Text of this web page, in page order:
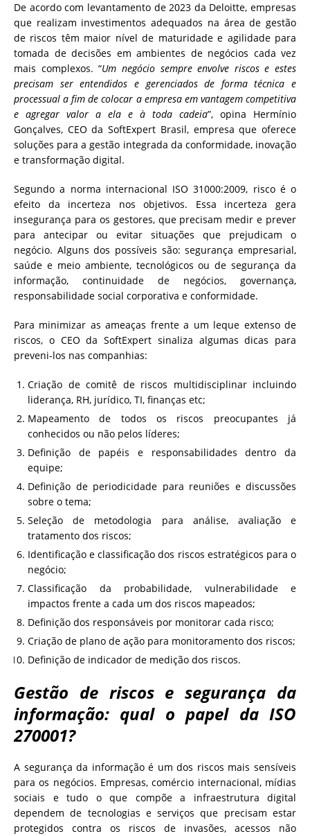
De acordo com levantamento de 2023 da Deloitte, empresas
que realizam investimentos adequados na área de gestão
de riscos têm maior nível de maturidade e agilidade para
tomada de decisões em ambientes de negócios cada vez
mais complexos. “Um negócio sempre envolve riscos e estes
precisam ser entendidos e gerenciados de forma técnica e
processual a fim de colocar a empresa em vantagem competitiva
e agregar valor a ela e à toda cadeia”, opina Hermínio
Gonçalves, CEO da SoftExpert Brasil, empresa que oferece
soluções para a gestão integrada da conformidade, inovação
e transformação digital.
Segundo a norma internacional ISO 31000:2009, risco é o
efeito da incerteza nos objetivos. Essa incerteza gera
insegurança para os gestores, que precisam medir e prever
para antecipar ou evitar situações que prejudicam o
negócio. Alguns dos possíveis são: segurança empresarial,
saúde e meio ambiente, tecnológicos ou de segurança da
informação, continuidade de negócios, governança,
responsabilidade social corporativa e conformidade.
Para minimizar as ameaças frente a um leque extenso de
riscos, o CEO da SoftExpert sinaliza algumas dicas para
preveni-los nas companhias:
Criação de comitê de riscos multidisciplinar incluindo
liderança, RH, jurídico, TI, finanças etc;
Mapeamento de todos os riscos preocupantes já
conhecidos ou não pelos líderes;
Definição de papéis e responsabilidades dentro da
equipe;
Definição de periodicidade para reuniões e discussões
sobre o tema;
Seleção de metodologia para análise, avaliação e
tratamento dos riscos;
Identificação e classificação dos riscos estratégicos para o
negócio;
Classificação da probabilidade, vulnerabilidade e
impactos frente a cada um dos riscos mapeados;
Definição dos responsáveis por monitorar cada risco;
Criação de plano de ação para monitoramento dos riscos;
Definição de indicador de medição dos riscos.
Gestão de riscos e segurança da
informação: qual o papel da ISO
270001?
A segurança da informação é um dos riscos mais sensíveis
para os negócios. Empresas, comércio internacional, mídias
sociais e tudo o que compõe a infraestrutura digital
dependem de tecnologias e serviços que precisam estar
protegidos contra os riscos de invasões, acessos não